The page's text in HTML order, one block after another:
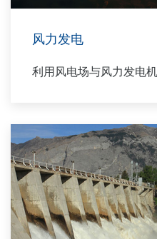
风力发电
利用风电场与风力发电